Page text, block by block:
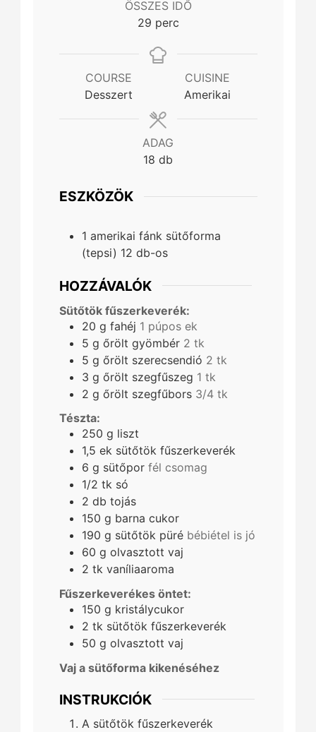
ÖSSZES IDŐ
29minutes
perc
COURSE
Desszert
CUISINE
Amerikai
ADAG
18 db
ESZKÖZÖK
1 amerikai fánk sütőforma
(tepsi) 12 db-os
HOZZÁVALÓK
Sütőtök fűszerkeverék:
20 g fahéj 1 púpos ek
5 g őrölt gyömbér 2 tk
5 g őrölt szerecsendió 2 tk
3 g őrölt szegfűszeg 1 tk
2 g őrölt szegfűbors 3/4 tk
Tészta:
250 g liszt
1,5 ek sütőtök fűszerkeverék
6 g sütőpor fél csomag
1/2 tk só
2 db tojás
150 g barna cukor
190 g sütőtök püré bébiétel is jó
60 g olvasztott vaj
2 tk vaníliaaroma
Fűszerkeverékes öntet:
150 g kristálycukor
2 tk sütőtök fűszerkeverék
50 g olvasztott vaj
Vaj a sütőforma kikenéséhez
INSTRUKCIÓK
A sütőtök fűszerkeverék